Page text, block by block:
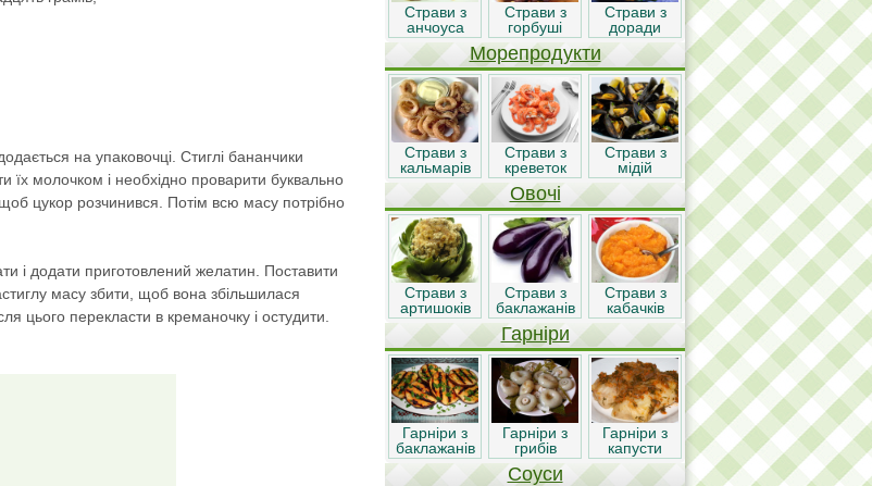
на упаковочці. Стиглі бананчики
їх молочком і необхідно проварити буквально
цукор розчинився. Потім всю масу потрібно
і додати приготовлений желатин. Поставити
масу збити, щоб вона збільшилася
цього перекласти в креманочку і остудити.
Страви з
анчоуса
Страви з
горбуші
Страви з
доради
Морепродукти
Страви з
кальмарів
Страви з
креветок
Страви з
мідій
Овочі
Страви з
артишоків
Страви з
баклажанів
Страви з
кабачків
Гарніри
Гарніри з
баклажанів
Гарніри з
грибів
Гарніри з
капусти
Соуси